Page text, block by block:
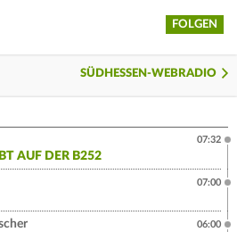
FOLGEN
SÜDHESSEN-WEBRADIO
AUF DER B252
07:32
07:00
06:00